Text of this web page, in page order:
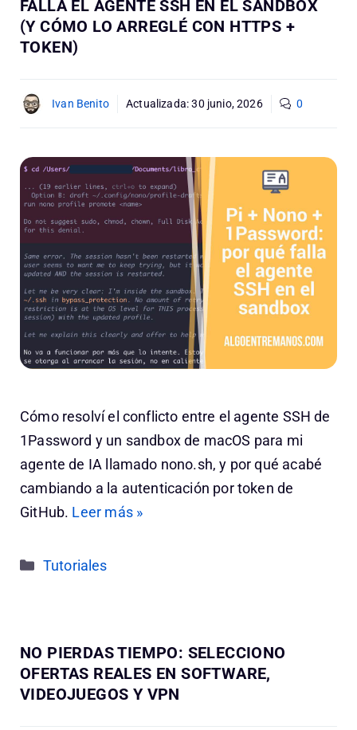
FALLA EL AGENTE SSH EN EL SANDBOX
(Y CÓMO LO ARREGLÉ CON HTTPS +
TOKEN)
Ivan Benito Actualizada:30 junio, 2026 0
Cómo resolví el conflicto entre el agente SSH de
1Password y un sandbox de macOS para mi
agente de IA llamado nono.sh, y por qué acabé
cambiando a la autenticación por token de
GitHub. Leer más »
Categorías
Tutoriales
NO PIERDAS TIEMPO: SELECCIONO
OFERTAS REALES EN SOFTWARE,
VIDEOJUEGOS Y VPN